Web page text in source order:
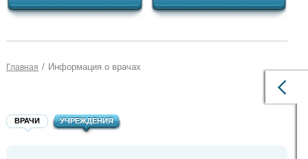
Главная / Информация о врачах
ВРАЧИ УЧРЕЖДЕНИЯ